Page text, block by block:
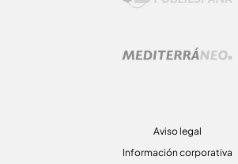
Aviso legal
Información corporativa